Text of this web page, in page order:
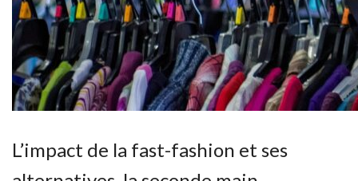
L’impact de la fast-fashion et ses